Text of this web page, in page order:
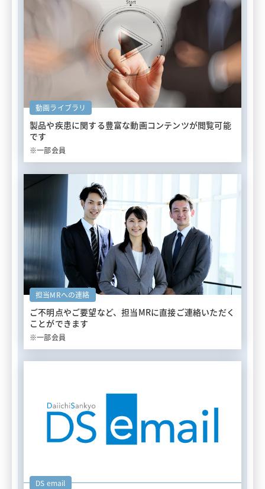
動画ライブラリ
製品や疾患に関する豊富な動画コンテンツが閲覧可能
です
※一部会員
担当MRへの連絡
ご不明点やご要望など、担当MRに直接ご連絡いただく
ことができます
※一部会員
DS email